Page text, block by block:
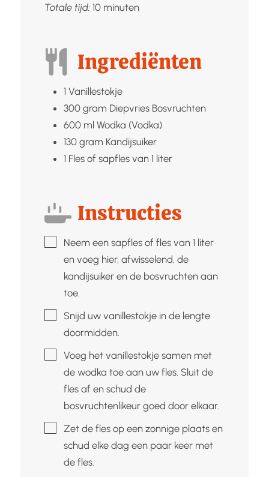
Totale tijd: 10minuten
minuten
Ingrediënten
1 Vanillestokje
300 gram Diepvries Bosvruchten
600 ml Wodka (Vodka)
130 gram Kandijsuiker
1 Fles of sapfles van 1 liter
Instructies
▢Neem een sapfles of fles van 1 liter
en voeg hier, afwisselend, de
kandijsuiker en de bosvruchten aan
toe.
▢Snijd uw vanillestokje in de lengte
doormidden.
▢Voeg het vanillestokje samen met
de wodka toe aan uw fles. Sluit de
fles af en schud de
bosvruchtenlikeur goed door elkaar.
▢
Zet de fles op een zonnige plaats en
schud elke dag een paar keer met
de fles.